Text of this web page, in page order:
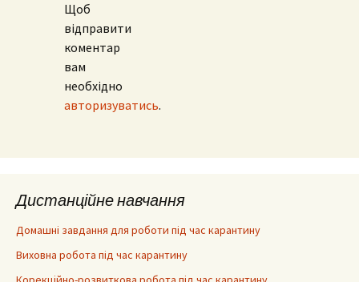
Щоб
відправити
коментар
вам
необхідно
авторизуватись.
Дистанційне навчання
Домашні завдання для роботи під час карантину
Виховна робота під час карантину